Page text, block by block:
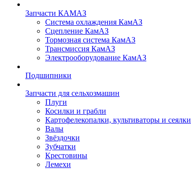
Запчасти КАМАЗ
Система охлаждения КамАЗ
Сцепление КамАЗ
Тормозная система КамАЗ
Трансмиссия КамАЗ
Электрооборудование КамАЗ
Подшипники
Запчасти для сельхозмашин
Плуги
Косилки и грабли
Картофелекопалки, культиваторы и сеялки
Валы
Звёздочки
Зубчатки
Крестовины
Лемехи